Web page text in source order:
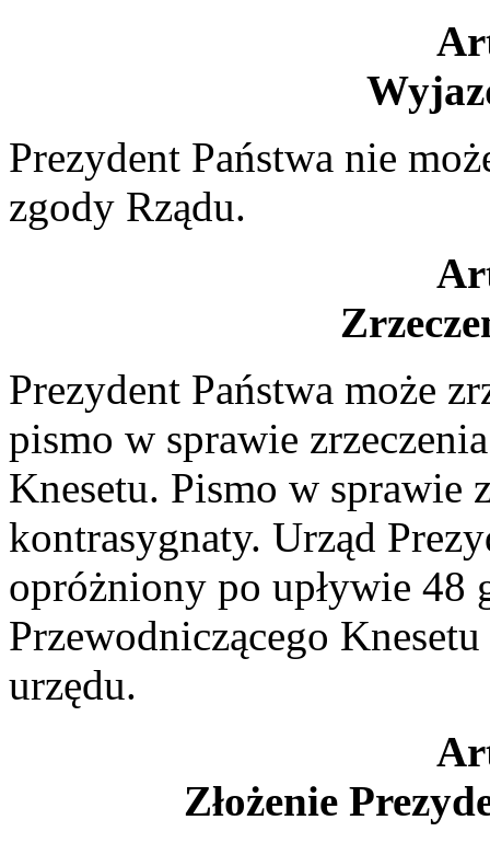
Prezydent Państwa nie
zgody Rządu.
Prezydent Państwa może
pismo w sprawie
Knesetu. Pismo w sprawie
kontrasygnaty. Urząd
opróżniony po upływie 48
Przewodniczącego
urzędu.
Złożenie